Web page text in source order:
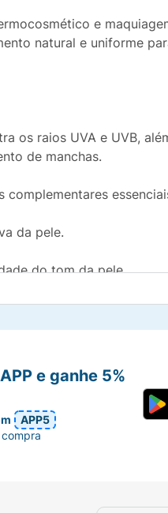
e
natural e uniforme
os raios UVA e UVB,
de manchas.
da pele.
do tom da pele.
cobertura leve e
e ganhe 5%
APP5